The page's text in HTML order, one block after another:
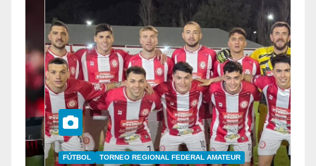
FÚTBOL TORNEO REGIONAL FEDERAL AMATEUR